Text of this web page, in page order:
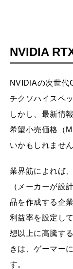
NVIDIA
NVIDIAの次世代
チクソハイスペ
しかし、最新情
希望小売価格（
いかもしれません
業界筋によれば
（メーカーが設
品を作成する企
利益率を設定し
想以上に高騰す
きは、ゲーマー
す。